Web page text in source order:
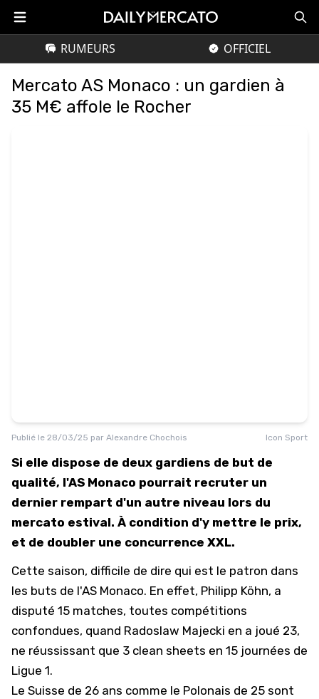
RUMEURS OFFICIEL
Mercato AS Monaco : un gardien à
35 M€ affole le Rocher
Publié le 28/03/25 par Alexandre Chochois Icon Sport
Si elle dispose de deux gardiens de but de
qualité, l'AS Monaco pourrait recruter un
dernier rempart d'un autre niveau lors du
mercato estival. À condition d'y mettre le prix,
et de doubler une concurrence XXL.
Cette saison, difficile de dire qui est le patron dans
les buts de l'AS Monaco. En effet, Philipp Köhn, a
disputé 15 matches, toutes compétitions
confondues, quand Radoslaw Majecki en a joué 23,
ne réussissant que 3 clean sheets en 15 journées de
Ligue 1.
Le Suisse de 26 ans comme le Polonais de 25 sont